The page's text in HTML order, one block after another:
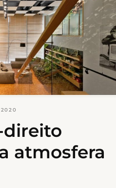
direito
atmosfera